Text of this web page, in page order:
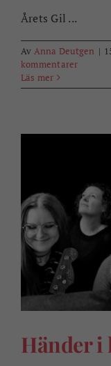
Årets Gil ...
Av Anna Deutgen |
kommentarer
Läs mer
Händer i